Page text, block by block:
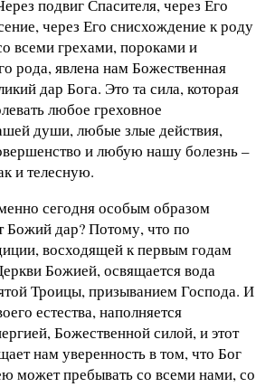
подвиг Спасителя, через Его
через Его снисхождение к роду
всеми грехами, пороками и
рода, явлена нам Божественная
дар Бога. Это та сила, которая
любое греховное
души, любые злые действия,
и любую нашу болезнь –
и телесную.
сегодня особым образом
Божий дар? Потому, что по
восходящей к первым годам
Божией, освящается вода
Троицы, призыванием Господа. И
естества, наполняется
Божественной силой, и этот
нам уверенность в том, что Бог
может пребывать со всеми нами, со